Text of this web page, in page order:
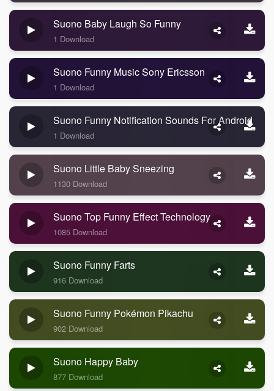
Suono Baby Laugh So Funny
1 Download
Suono Funny Music Sony Ericsson
1 Download
Suono Funny Notification Sounds For Android
1 Download
Suono Little Baby Sneezing
1130 Download
Suono Top Funny Effect Technology
1085 Download
Suono Funny Farts
916 Download
Suono Funny Pokémon Pikachu
902 Download
Suono Happy Baby
877 Download